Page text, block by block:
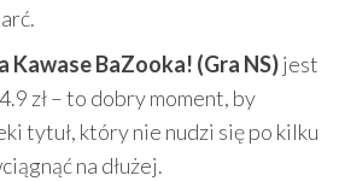
Kawase BaZooka! (Gra NS)jest
zł – to dobry moment, by
tytuł, który nie nudzi się po kilku
na dłużej.